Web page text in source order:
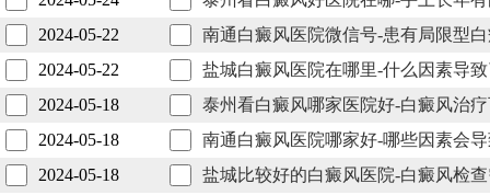
2024-05-22
南通白癜风医院微信号-患有局限型
2024-05-22
盐城白癜风医院在哪里-什么因素导
2024-05-18
泰州看白癜风哪家医院好-白癜风治
2024-05-18
南通白癜风医院哪家好-哪些因素会
2024-05-18
盐城比较好的白癜风医院-白癜风检